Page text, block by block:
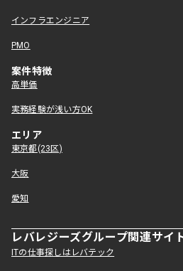
インフラエンジニア
PMO
案件特徴
高単価
実務経験が浅い方OK
エリア
東京都(23区)
大阪
愛知
レバレジーズグループ関連サイ
ITの仕事探しはレバテック